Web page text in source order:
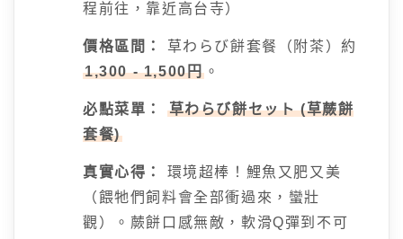
程前往，靠近高台寺）
價格區間：
草わらび餅套餐（附茶）約
1,300 - 1,500円 。
必點菜單：
草わらび餅セット (草蕨餅
套餐)
真實心得：
環境超棒！鯉魚又肥又美
（餵牠們飼料會全部衝過來，蠻壯
觀）。蕨餅口感無敵，軟滑Q彈到不可